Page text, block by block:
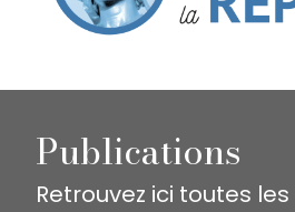
Publications
Retrouvez ici toutes